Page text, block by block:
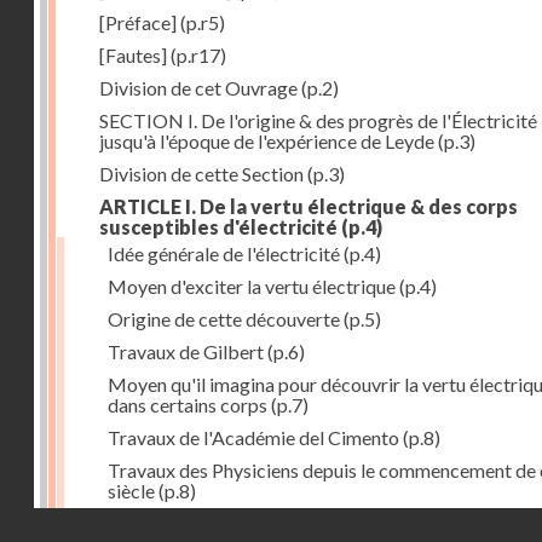
[Préface](p.r5)
[Fautes](p.r17)
Division de cet Ouvrage(p.2)
SECTION I. De l'origine & des progrès de l'Électricité
jusqu'à l'époque de l'expérience de Leyde(p.3)
Division de cette Section(p.3)
ARTICLE I. De la vertu électrique & des corps
susceptibles d'électricité (p.4)
Idée générale de l'électricité(p.4)
Moyen d'exciter la vertu électrique(p.4)
Origine de cette découverte(p.5)
Travaux de Gilbert(p.6)
Moyen qu'il imagina pour découvrir la vertu
dans certains corps (p.7)
Travaux de l'Académie del Cimento (p.8)
Travaux des Physiciens depuis le commencement de
siècle(p.8)